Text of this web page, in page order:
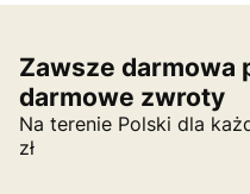
Zawsze darmowa
darmowe zwroty
Na terenie Polski dla
zł